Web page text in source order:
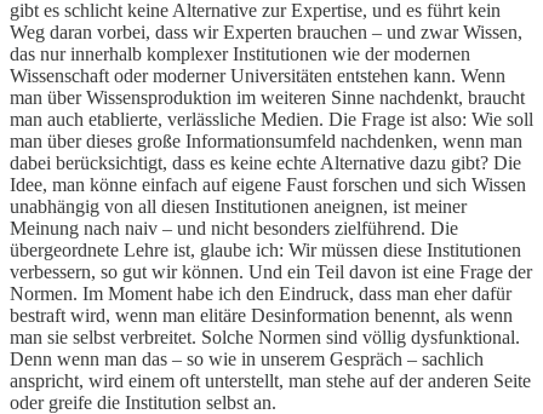
gibt es schlicht keine Alternative zur Expertise, und es führt kein
Weg daran vorbei, dass wir Experten brauchen – und zwar Wissen,
das nur innerhalb komplexer Institutionen wie der modernen
Wissenschaft oder moderner Universitäten entstehen kann. Wenn
man über Wissensproduktion im weiteren Sinne nachdenkt, braucht
man auch etablierte, verlässliche Medien. Die Frage ist also: Wie soll
man über dieses große Informationsumfeld nachdenken, wenn man
dabei berücksichtigt, dass es keine echte Alternative dazu gibt? Die
Idee, man könne einfach auf eigene Faust forschen und sich Wissen
unabhängig von all diesen Institutionen aneignen, ist meiner
Meinung nach naiv – und nicht besonders zielführend. Die
übergeordnete Lehre ist, glaube ich: Wir müssen diese Institutionen
verbessern, so gut wir können. Und ein Teil davon ist eine Frage der
Normen. Im Moment habe ich den Eindruck, dass man eher dafür
bestraft wird, wenn man elitäre Desinformation benennt, als wenn
man sie selbst verbreitet. Solche Normen sind völlig dysfunktional.
Denn wenn man das – so wie in unserem Gespräch – sachlich
anspricht, wird einem oft unterstellt, man stehe auf der anderen Seite
oder greife die Institution selbst an.